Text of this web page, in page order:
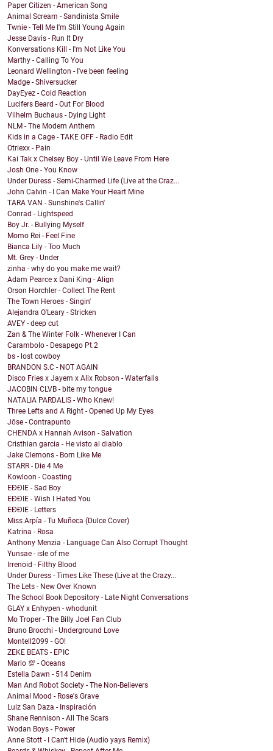
Paper Citizen - American Song
Animal Scream - Sandinista Smile
Twnie - Tell Me I'm Still Young Again
Jesse Davis - Run It Dry
Konversations Kill - I'm Not Like You
Marthy - Calling To You
Leonard Wellington - I've been feeling
Madge - Shiversucker
DayEyez - Cold Reaction
Lucifers Beard - Out For Blood
Vilhelm Buchaus - Dying Light
NLM - The Modern Anthem
Kids in a Cage - TAKE OFF - Radio Edit
Otriexx - Pain
Kai Tak x Chelsey Boy - Until We Leave From Here
Josh One - You Know
Under Duress - Semi-Charmed Life (Live at the Craz...
John Calvin - I Can Make Your Heart Mine
TARA VAN - Sunshine's Callin'
Conrad - Lightspeed
Boy Jr. - Bullying Myself
Momo Rei - Feel Fine
Bianca Lily - Too Much
Mt. Grey - Under
zinha - why do you make me wait?
Adam Pearce x Dani King - Align
Orson Horchler - Collect The Rent
The Town Heroes - Singin'
Alejandra O'Leary - Stricken
AVEY - deep cut
Zan & The Winter Folk - Whenever I Can
Carambolo - Desapego Pt.2
bs - lost cowboy
BRANDON S.C - NOT AGAIN
Disco Fries x Jayem x Alix Robson - Waterfalls
JACOBIN CLVB - bite my tongue
NATALIA PARDALIS - Who Knew!
Three Lefts and A Right - Opened Up My Eyes
Jōse - Contrapunto
CHENDA x Hannah Avison - Salvation
Cristhian garcia - He visto al diablo
Jake Clemons - Born Like Me
STARR - Die 4 Me
Kowloon - Coasting
EĐĐIE - Sad Boy
EĐĐIE - Wish I Hated You
EĐĐIE - Letters
Miss Arpía - Tu Muñeca (Dulce Cover)
Katrina - Rosa
Anthony Menzia - Language Can Also Corrupt Thought
Yunsae - isle of me
Irrenoid - Filthy Blood
Under Duress - Times Like These (Live at the Crazy...
The Lets - New Over Known
The School Book Depository - Late Night Conversations
GLAY x Enhypen - whodunit
Mo Troper - The Billy Joel Fan Club
Bruno Brocchi - Underground Love
Montell2099 - GO!
ZEKE BEATS - EPIC
Marlo 💯 - Oceans
Estella Dawn - 514 Denim
Man And Robot Society - The Non-Believers
Animal Mood - Rose's Grave
Luiz San Daza - Inspiración
Shane Rennison - All The Scars
Wodan Boys - Power
Anne Stott - I Can't Hide (Audio yays Remix)